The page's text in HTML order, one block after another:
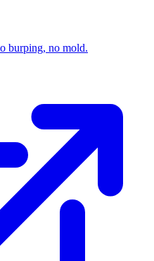
burping, no mold.